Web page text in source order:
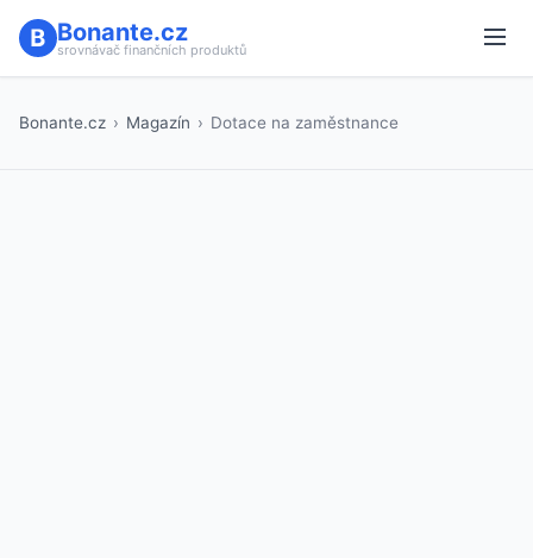
Bonante.cz
srovnávač finančních produktů
Bonante.cz › Magazín › Dotace na zaměstnance